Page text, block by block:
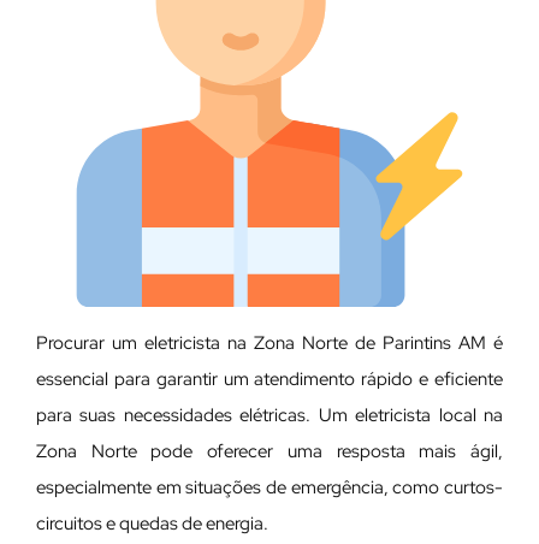
Procurar um eletricista na Zona Norte de Parintins AM é
essencial para garantir um atendimento rápido e eficiente
para suas necessidades elétricas. Um eletricista local na
Zona Norte pode oferecer uma resposta mais ágil,
especialmente em situações de emergência, como curtos-
circuitos e quedas de energia.